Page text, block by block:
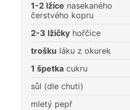
1-2 lžíce nasekaného
čerstvého kopru
2-3 lžičky hořčice
trošku láku z okurek
1 špetka cukru
sůl (dle chuti)
mletý pepř